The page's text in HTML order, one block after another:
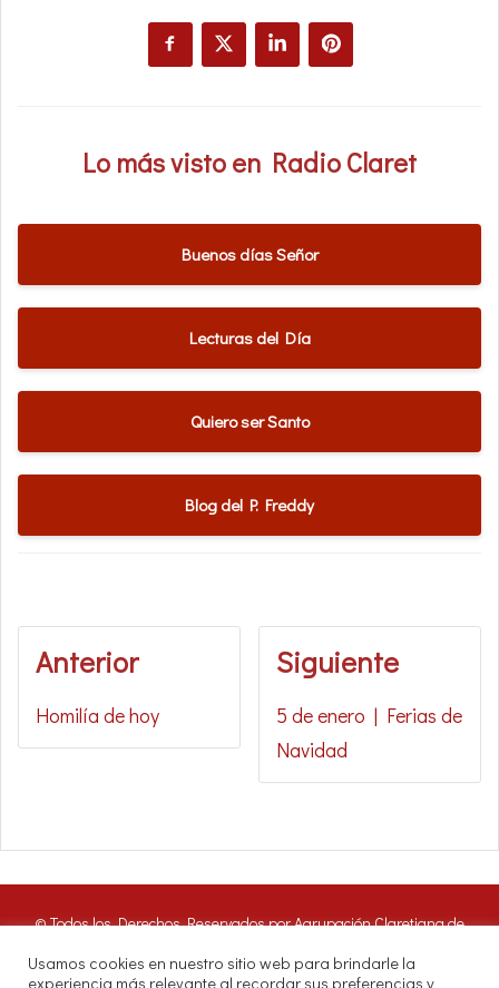
Lo más visto en Radio Claret
Buenos días Señor
Lecturas del Día
Quiero ser Santo
Blog del P. Freddy
Anterior
Homilía de hoy
Siguiente
5 de enero | Ferias de
Navidad
© Todos los Derechos Reservados por Agrupación Claretiana de
hacer uso de estos archivos citando las fuentes de RADIO CLARET
Usamos cookies en nuestro sitio web para brindarle la
experiencia más relevante al recordar sus preferencias y